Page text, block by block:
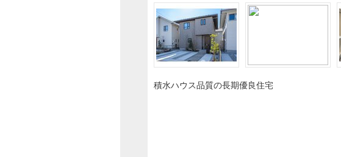
積水ハウス品質の長期優良住宅